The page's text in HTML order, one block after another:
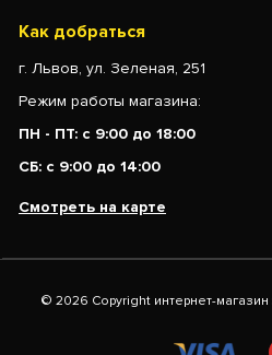
Как добраться
г. Львов, ул. Зеленая, 251
Режим работы магазина:
ПН - ПТ: с 9:00 до 18:00
СБ: с 9:00 до 14:00
Смотреть на карте
© 2026 Copyright интернет-